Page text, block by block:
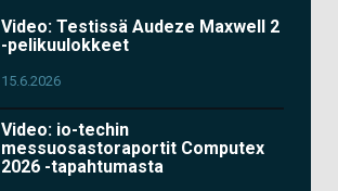
Video: Testissä Audeze Maxwell 2
-pelikuulokkeet
15.6.2026
Video: io-techin
messuosastoraportit Computex
2026 -tapahtumasta